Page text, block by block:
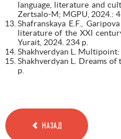
language, literature and
Zertsalo-M; MGPU, 2024.:
Shafranskaya E.F.,
literature of the XXI
Yurait, 2024. 234 p.
Shakhverdyan L. Multipoint:
Shakhverdyan L. Dreams of
p.
НАЗАД